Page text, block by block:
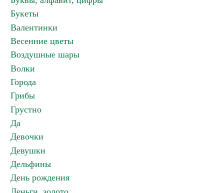
Букеты
Валентинки
Весенние цветы
Воздушные шары
Волки
Города
Грибы
Грустно
Да
Девочки
Девушки
Дельфины
День рождения